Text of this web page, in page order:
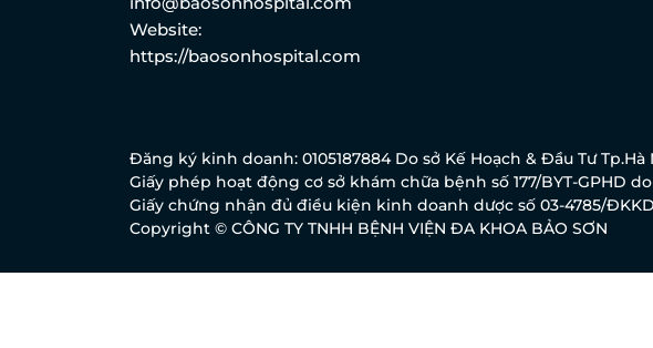
Website:
https://baosonhospital.com
Đăng ký kinh doanh: 0105187884 Do sở Kế Hoạch & Đầu Tư Tp.Hà
Giấy phép hoạt động cơ sở khám chữa bệnh số 177/BYT-GPHD
Giấy chứng nhận đủ điều kiện kinh doanh dược số 03-4785/
Copyright © CÔNG TY TNHH BỆNH VIỆN ĐA KHOA BẢO SƠN